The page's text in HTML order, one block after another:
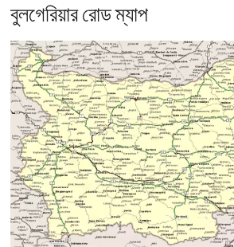
বুলগেরিয়ার রোড ম্যাপ